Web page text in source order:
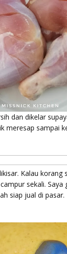
dan dikelar
meresap sampai
Kalau korang
sekali. Saya
siap jual di pasar.